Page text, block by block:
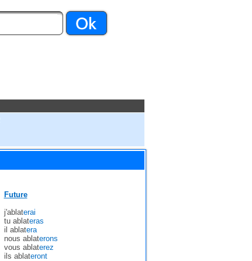
Future
j'ablaterai
tu ablateras
il ablatera
nous ablaterons
vous ablaterez
ils ablateront